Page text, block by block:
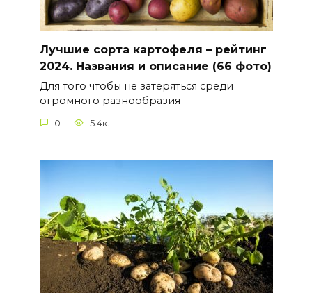
Лучшие сорта картофеля – рейтинг
2024. Названия и описание (66 фото)
Для того чтобы не затеряться среди
огромного разнообразия
0 5.4к.